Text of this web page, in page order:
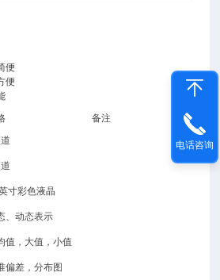
便
便
备注
寸彩色液晶
、动态表示
值，大值，小值
偏差，分布图
电话咨询